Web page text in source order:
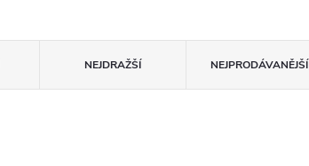
NEJDRAŽŠÍ NEJPRODÁVANĚJŠÍ